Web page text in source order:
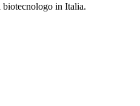
biotecnologo in Italia.